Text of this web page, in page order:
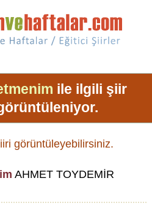
ile ilgili şiir
görüntüleyebilirsiniz.
AHMET TOYDEMİR